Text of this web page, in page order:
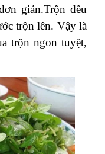
giản.Trộn đều
trộn lên. Vậy là
trộn ngon tuyệt,